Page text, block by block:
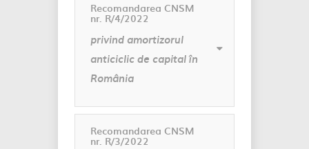
Recomandarea CNSM
nr. R/4/2022
privind amortizorul
anticiclic de capital în
România
Recomandarea CNSM
nr. R/3/2022